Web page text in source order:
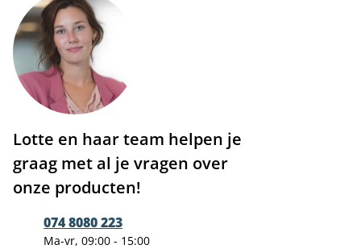
Lotte en haar team helpen je
graag met al je vragen over
onze producten!
074 8080 223
Ma-vr, 09:00 - 15:00